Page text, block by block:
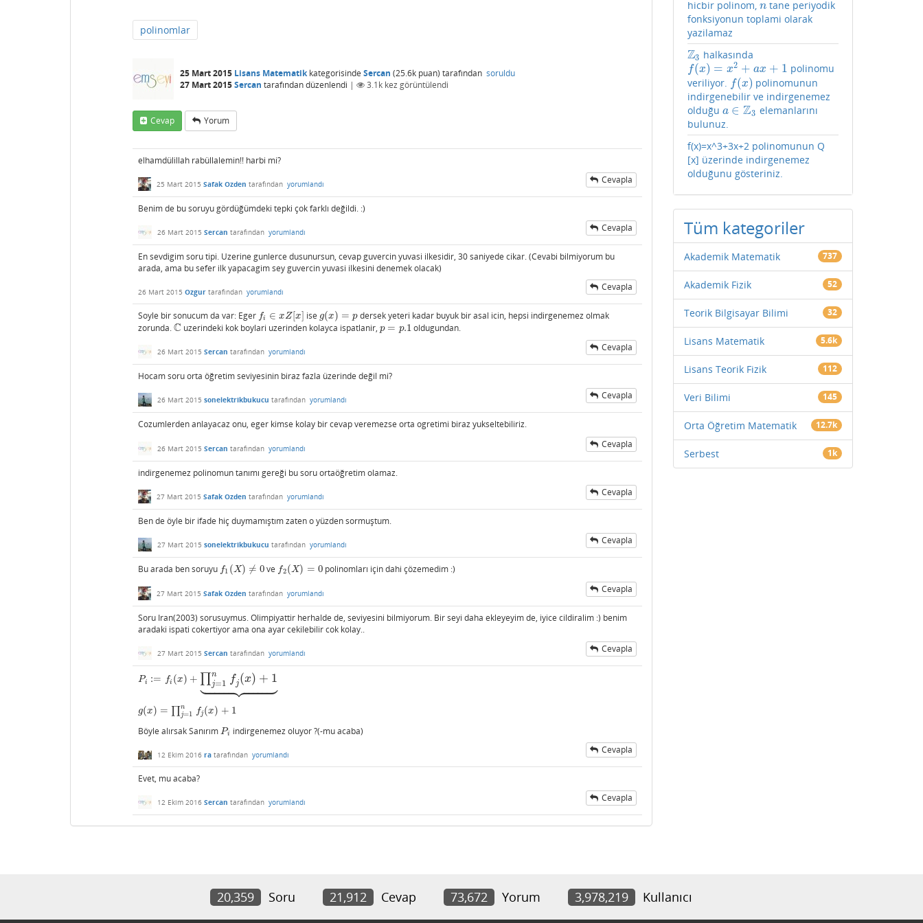
polinomlar
25 Mart 2015 Lisans Matematikkategorisinde Sercan (25.6k puan) tarafından soruldu
27 Mart 2015Sercan tarafındandüzenlendi | 3.1k kez görüntülendi
Cevap Yorum
elhamdülillah rabüllalemin!! harbi mi?
25 Mart 2015 Safak Ozden tarafından yorumlandı Cevapla
Benim de bu soruyu gördüğümdeki tepki çok farklı değildi. :)
26 Mart 2015 Sercan tarafından yorumlandı Cevapla
En sevdigim soru tipi. Uzerine gunlerce dusunursun, cevap guvercin yuvasi ilkesidir, 30 saniyede cikar. (Cevabi bilmiyorum bu
arada, ama bu sefer ilk yapacagim sey guvercin yuvasi ilkesini denemek olacak)
26 Mart 2015 Ozgur tarafından yorumlandı Cevapla
Soyle bir sonucum da var: Eger fi ∈ xZ[x]
f∈ xZ [x] ise g(x) = p
g(x)= p
dersek yeteri kadar buyuk bir asal icin, hepsi indirgenemez olmak
zorunda.C
C uzerindeki kok boylari uzerinden kolayca ispatlanir,p = p.1
p=p.1 oldugundan.
26 Mart 2015 Sercan tarafından yorumlandı Cevapla
Hocam soru orta öğretim seviyesinin biraz fazla üzerinde değil mi?
26 Mart 2015 sonelektrikbukucu tarafından yorumlandı Cevapla
Cozumlerden anlayacaz onu, eger kimse kolay bir cevap veremezse orta ogretimi biraz yukseltebiliriz.
26 Mart 2015 Sercan tarafından yorumlandı Cevapla
indirgenemez polinomun tanımı gereği bu soru ortaöğretim olamaz.
27 Mart 2015 Safak Ozden tarafından yorumlandı Cevapla
Ben de öyle bir ifade hiç duymamıştım zaten o yüzden sormuştum.
27 Mart 2015 sonelektrikbukucu tarafından yorumlandı Cevapla
Bu arada ben soruyu f1 (X) ≠ 0
f1 X)≠0 ve f2(X) = 0
f2(X)=0 polinomları için dahi çözemedim :)
27 Mart 2015 Safak Ozden tarafından yorumlandı Cevapla
Soru Iran(2003) sorusuymus. Olimpiyattir herhalde de, seviyesini bilmiyorum. Bir seyi daha ekleyeyim de, iyice cildiralim :) benim
aradaki ispati cokertiyor ama ona ayar cekilebilir cok kolay..
27 Mart 2015 Sercan tarafından yorumlandı Cevapla
Pi := fi (x) +
n
j=1 fj(x) + 1
 

 
Pi:=f(x )+∏j=1 nfj +1⏟
g(x) = ∏n
j=1 fj (x) + 1
g(x)= ∏j= fj(x +1
Böyle alırsak Sanırım Pi
Pi indirgenemez oluyor ?(-mu acaba)
12 Ekim 2016 ra tarafından yorumlandı Cevapla
Evet, mu acaba?
12 Ekim 2016 Sercan tarafından yorumlandı Cevapla
hicbir polinom, n
n tane periyodik
fonksiyonun toplami olarak
yazilamaz
Z3
Z3 halkasında
f(x) = x2 + ax + 1
f(x)=x 2+ax+ 1
polinomu
veriliyor. f(x)
f(x)
polinomunun
indirgenebilir ve indirgenemez
olduğu a ∈ Z3
a∈Z 3
elemanlarını
bulunuz.
f(x)=x^3+3x+2 polinomunun Q
[x] üzerinde indirgenemez
olduğunu gösteriniz.
Tüm kategoriler
Akademik Matematik 737
Akademik Fizik 52
Teorik Bilgisayar Bilimi 32
Lisans Matematik 5.6k
Lisans Teorik Fizik 112
Veri Bilimi 145
Orta Öğretim Matematik 12.7k
Serbest 1k
20,359 Soru 21,912 Cevap 73,672 Yorum 3,978,219 Kullanıcı